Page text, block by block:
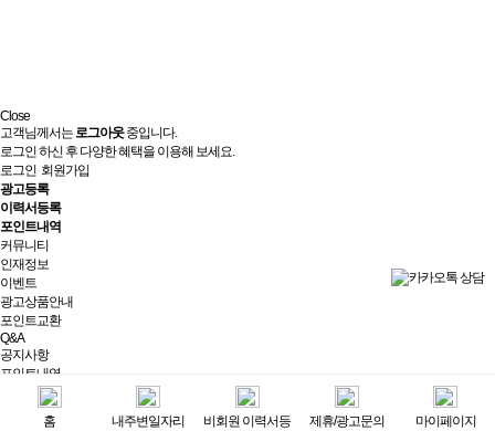
홈 내주변일자리 비회원 이력서등 제휴/광고문의 마이페이지
Close
고객님께서는로그아웃중입니다.
로그인 하신 후 다양한 혜택을 이용해 보세요.
로그인 회원가입
광고등록
이력서등록
포인트내역
커뮤니티
인재정보
이벤트
광고상품안내
포인트교환
Q&A
공지사항
포인트내역
제휴/광고문의
실시간상담